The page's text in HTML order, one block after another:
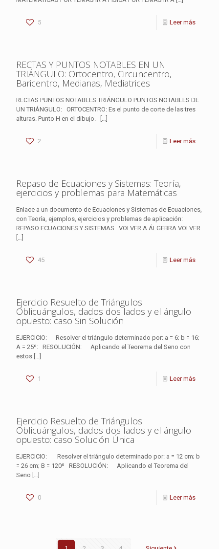
5 Leer más
RECTAS Y PUNTOS NOTABLES EN UN
TRIÁNGULO: Ortocentro, Circuncentro,
Baricentro, Medianas, Mediatrices
RECTAS PUNTOS NOTABLES TRIÁNGULO PUNTOS NOTABLES DE
UN TRIÁNGULO: ORTOCENTRO: Es el punto de corte de las tres
alturas. Punto H en el dibujo.
[…]
2 Leer más
Repaso de Ecuaciones y Sistemas: Teoría,
ejercicios y problemas para Matemáticas
Enlace a un documento de Ecuaciones y Sistemas de Ecuaciones,
con Teoría, ejemplos, ejercicios y problemas de aplicación:
REPASO ECUACIONES Y SISTEMAS VOLVER A ÁLGEBRA VOLVER
[…]
45 Leer más
Ejercicio Resuelto de Triángulos
Oblicuángulos, dados dos lados y el ángulo
opuesto: caso Sin Solución
EJERCICIO: Resolver el triángulo determinado por: a = 6; b = 16;
A = 25º: RESOLUCIÓN: Aplicando el Teorema del Seno con
estos […]
1 Leer más
Ejercicio Resuelto de Triángulos
Oblicuángulos, dados dos lados y el ángulo
opuesto: caso Solución Única
EJERCICIO: Resolver el triángulo determinado por: a = 12 cm; b
= 26 cm; B = 120º RESOLUCIÓN: Aplicando el Teorema del
Seno […]
0 Leer más